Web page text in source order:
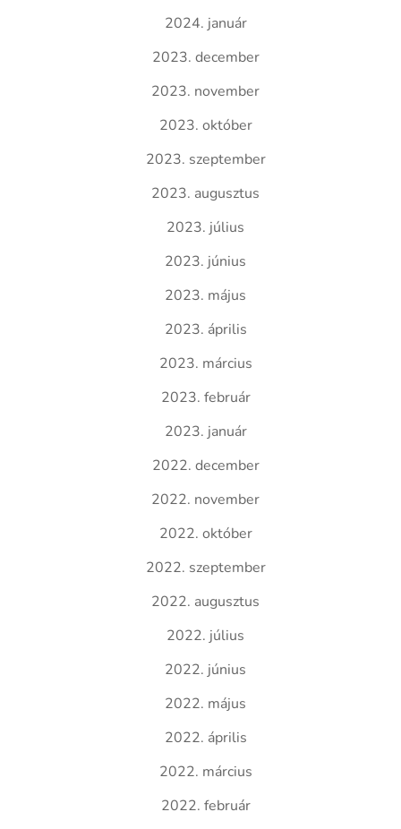
2024. január
2023. december
2023. november
2023. október
2023. szeptember
2023. augusztus
2023. július
2023. június
2023. május
2023. április
2023. március
2023. február
2023. január
2022. december
2022. november
2022. október
2022. szeptember
2022. augusztus
2022. július
2022. június
2022. május
2022. április
2022. március
2022. február